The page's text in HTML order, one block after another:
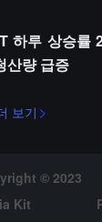
하루 상승률
산량 급증
보기
© 2023
Kit